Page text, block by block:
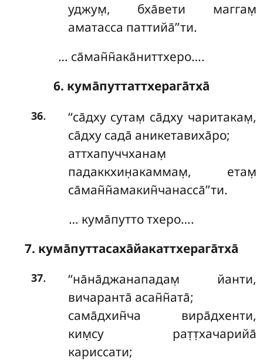
уджум̣, бха̄вети маггам̣
аматасса паттийа̄’’ти.
… са̄ман̃н̃ака̄ниттхеро….
6. кума̄путтаттхерага̄тха̄
36. ‘‘са̄дху сутам̣ са̄дху чаритакам̣,
са̄дху сада̄ аникетавиха̄ро;
аттхапуччханам̣
падаккхин̣акаммам̣, етам̣
са̄ман̃н̃амакин̃чанасса̄’’ти.
… кума̄путто тхеро….
7. кума̄путтасаха̄йакаттхерага̄тха̄
37.
‘‘на̄на̄джанападам̣ йанти,
вичаранта̄ асан̃н̃ата̄;
сама̄дхин̃ча вира̄дхенти,
ким̣су рат̣т̣хачарийа̄
кариссати;